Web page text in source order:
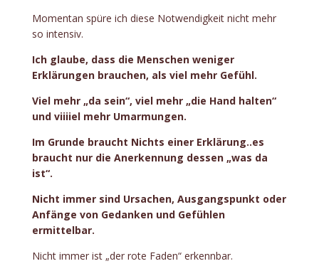
Momentan spüre ich diese Notwendigkeit nicht mehr
so intensiv.
Ich glaube, dass die Menschen weniger
Erklärungen brauchen, als viel mehr Gefühl.
Viel mehr „da sein“, viel mehr „die Hand halten“
und viiiiel mehr Umarmungen.
Im Grunde braucht Nichts einer Erklärung..es
braucht nur die Anerkennung dessen „was da
ist“.
Nicht immer sind Ursachen, Ausgangspunkt oder
Anfänge von Gedanken und Gefühlen
ermittelbar.
Nicht immer ist „der rote Faden“ erkennbar.